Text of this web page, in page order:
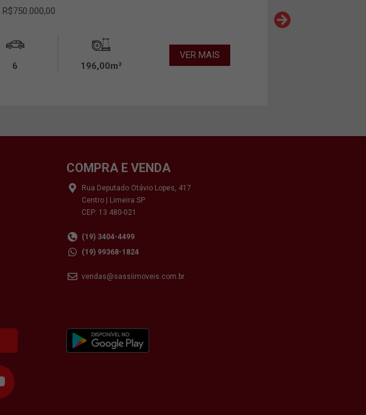
R$750.000,00
6 196,00m²
VER MAIS
COMPRA E VENDA
Rua Deputado Otávio Lopes, 417
Centro | Limeira SP
CEP: 13.480-021
(19) 3404-4499
(19) 99368-1824
vendas@sassiimoveis.com.br